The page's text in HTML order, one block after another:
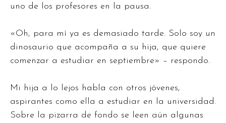
uno de los profesores en la pausa.
«Oh, para mí ya es demasiado tarde. Solo soy un
dinosaurio que acompaña a su hija, que quiere
comenzar a estudiar en septiembre» – respondo.
Mi hija a lo lejos habla con otros jóvenes,
aspirantes como ella a estudiar en la universidad.
Sobre la pizarra de fondo se leen aún algunas